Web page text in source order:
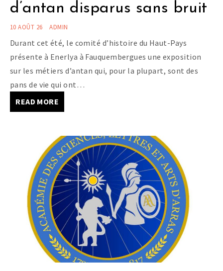
d’antan disparus sans bruit
10 AOÛT 26 ADMIN
Durant cet été, le comité d’histoire du Haut-Pays
présente à Enerlya à Fauquembergues une exposition
sur les métiers d’antan qui, pour la plupart, sont des
pans de vie qui ont…
READ MORE